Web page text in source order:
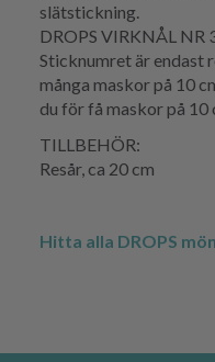
slätstickning.
DROPS VIRKNÅL NR
Sticknumret är endast
många maskor på 10
du för få maskor på
TILLBEHÖR:
Resår, ca 20 cm
Hitta alla DROPS